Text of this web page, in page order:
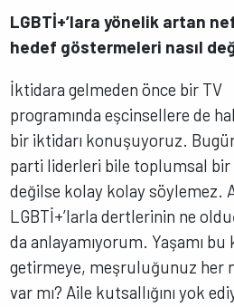
LGBTİ+’lara yönelik artan
hedef göstermeleri nasıl
İktidara gelmeden önce bir TV
programında eşcinsellere de
bir iktidarı konuşuyoruz.
parti liderleri bile toplumsal
değilse kolay kolay söylemez.
LGBTİ+’larla dertlerinin ne
da anlayamıyorum. Yaşamı
getirmeye, meşruluğunuz her
var mı? Aile kutsallığını yok